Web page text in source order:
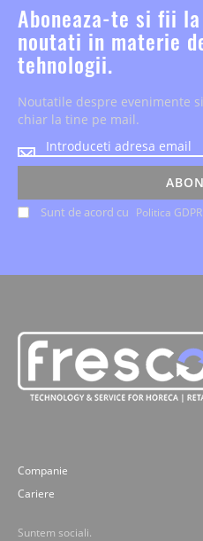
Aboneaza-te si fii
noutati in materie
tehnologii.
Noutatile despre evenimente
chiar la tine pe mail.
Noutatile
despre
si
ofertele
pe
mail.
Sunt de acord cu Politica GDPR
Companie
Cariere
Suntem sociali.